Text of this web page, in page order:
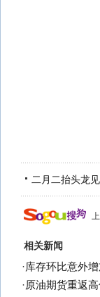
二月二抬头龙
相关新闻
·库存环比意外
·原油期货重返